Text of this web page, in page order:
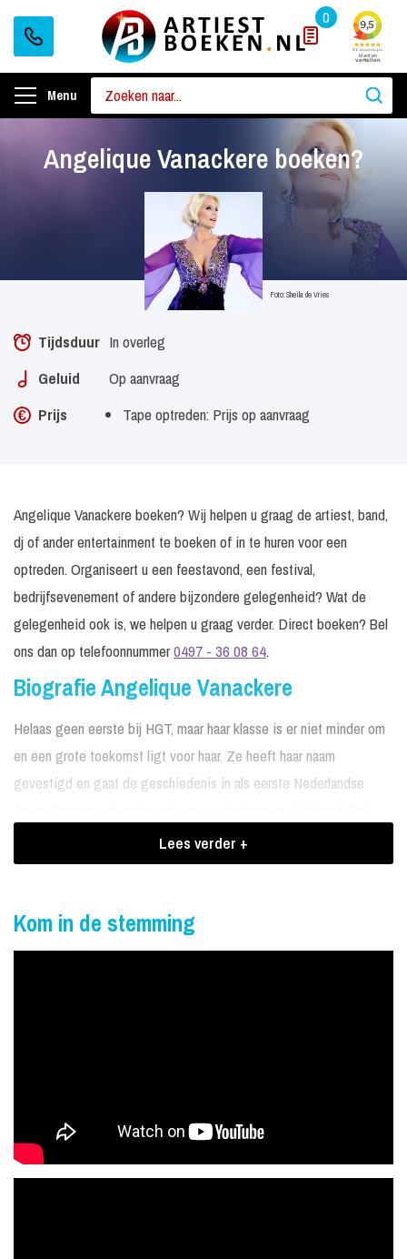
0
Menu
Angelique Vanackere boeken?
Foto: Sheila de Vries
Tijdsduur In overleg
Geluid
Op aanvraag
Prijs
Tape optreden: Prijs op aanvraag
Angelique Vanackere boeken? Wij helpen u graag de artiest, band,
dj of ander entertainment te boeken of in te huren voor een
optreden. Organiseert u een feestavond, een festival,
bedrijfsevenement of andere bijzondere gelegenheid? Wat de
gelegenheid ook is, we helpen u graag verder. Direct boeken? Bel
ons dan op telefoonnummer0497 - 36 08 64.
Biografie Angelique Vanackere
Helaas geen eerste bij HGT, maar haar klasse is er niet minder om
en een grote toekomst ligt voor haar. Ze heeft haar naam
gevestigd en gaat de geschiedenis in als eerste Nederlandse
Boekingen Angelique Vanackere
De sopraan Angelique Vanackere/Akkeren heeft wat Nederland nog
niet had en is een aanwinst voor de Nederlandse opera liefhebbers.
Lees verder +
Kom in de stemming